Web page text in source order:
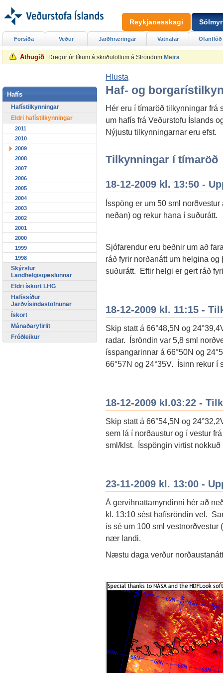
Athugið Dregur úr líkum á skriðuföllum á Ströndum Meira
Hlusta
Haf- og
Hér eru í tímaröð tilkynningar
um hafís frá Veðurstofu Íslands
Nýjustu tilkynningarnar eru efst.
Tilkynningar í tímaröð
18-12-2009 kl. 13:50 -
Ísspöng er um 50 sml
neðan) og rekur hana í suðurátt.
Sjófarendur eru beðnir um að
ráð fyrir norðanátt um helgina
suðurátt. Eftir helgi er gert ráð
18-12-2009 kl. 11:15 -
Skip statt á 66°48,5N og
radar. Ísröndin var 5,8 sml
ísspangarinnar á 66°50N og
66°57N og 24°35V. Ísinn rekur í
18-12-2009 kl.03:22 -
Skip statt á 66°54,5N og
sem lá í norðaustur og í vestur
sml/klst. Ísspöngin virtist nokkuð
23-11-2009 kl. 13:00 -
Á gervihnattamyndinni hér að
kl. 13:10 sést hafísröndin vel.
ís sé um 100 sml
nær landi.
Næstu daga verður
Forsíða Veður Jarðhræringar Vatnafar Ofanflóð
Hafís
Hafístilkynningar
Eldri hafístilkynningar
2011
2010
2009
2008
2007
2006
2005
2004
2003
2002
2001
2000
1999
1998
Skýrslur
Landhelgisgæslunnar
Eldri ískort LHG
Hafíssíður
Jarðvísindastofnunar
Ískort
Mánaðaryfirlit
Fróðleikur
Reykjanesskagi